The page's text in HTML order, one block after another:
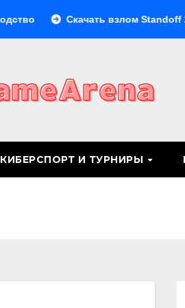
Скачать взлом Standoff 2: что
КИБЕРСПОРТ И ТУРНИРЫ